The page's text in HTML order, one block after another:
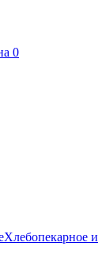
0
Хлебопекарное и